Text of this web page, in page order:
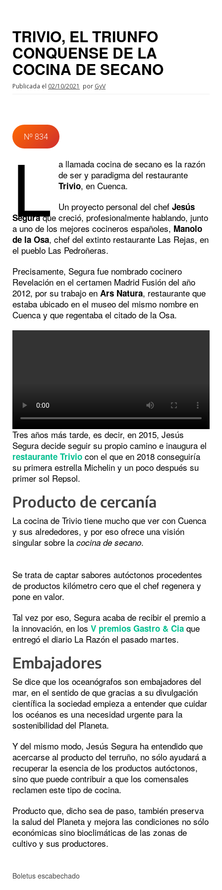
TRIVIO, EL TRIUNFO
CONQUENSE DE LA
COCINA DE SECANO
Publicada el 02/10/2021 por GyV
Nº 834
L
a llamada cocina de secano es la razón
de ser y paradigma del restaurante
Trivio, en Cuenca.
Un proyecto personal del chefJesús
Seguraque creció, profesionalmente hablando, junto
a uno de los mejores cocineros españoles, Manolo
de la Osa, chef del extinto restaurante Las Rejas, en
el pueblo Las Pedroñeras.
Precisamente, Segura fue nombrado cocinero
Revelación en el certamen Madrid Fusión del año
2012, por su trabajo en Ars Natura, restaurante que
estaba ubicado en el museo del mismo nombre en
Cuenca y que regentaba el citado de la Osa.
Tres años más tarde, es decir, en 2015, Jesús
Segura decide seguir su propio camino e inaugura el
restaurante Trivio con el que en 2018 conseguiría
su primera estrella Michelin y un poco después su
primer sol Repsol.
Producto de cercanía
La cocina de Trivio tiene mucho que ver con Cuenca
y sus alrededores, y por eso ofrece una visión
singular sobre la cocina de secano.
Se trata de captar sabores autóctonos procedentes
de productos kilómetro cero que el chef regenera y
pone en valor.
Tal vez por eso, Segura acaba de recibir el premio a
la innovación, en los V premios Gastro & Cia que
entregó el diario La Razón el pasado martes.
Embajadores
Se dice que los oceanógrafos son embajadores del
mar, en el sentido de que gracias a su divulgación
científica la sociedad empieza a entender que cuidar
los océanos es una necesidad urgente para la
sostenibilidad del Planeta.
Y del mismo modo, Jesús Segura ha entendido que
acercarse al producto del terruño, no sólo ayudará a
recuperar la esencia de los productos autóctonos,
sino que puede contribuir a que los comensales
reclamen este tipo de cocina.
Producto que, dicho sea de paso, también preserva
la salud del Planeta y mejora las condiciones no sólo
económicas sino bioclimáticas de las zonas de
cultivo y sus productores.
Boletus escabechado